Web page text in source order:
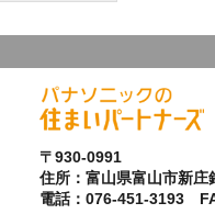
〒930-0991
住所：富山県富山市新庄
電話：076-451-3193